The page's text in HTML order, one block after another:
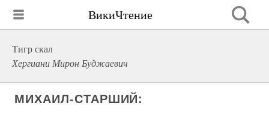
ВикиЧтение
Тигр скал
Хергиани Мирон Буджаевич
МИХАИЛ-СТАРШИЙ: